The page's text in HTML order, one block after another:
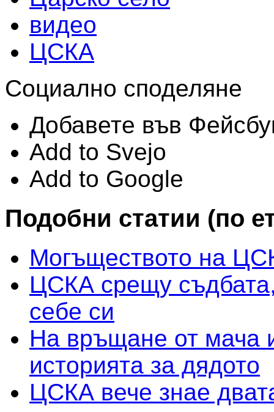
видео
ЦСКА
Социално споделяне
Добавете във
Add to Svejo
Add to Google
Подобни статии (по
Могъществото на
ЦСКА срещу
себе си
На връщане от мача
историята за дядото
ЦСКА вече знае